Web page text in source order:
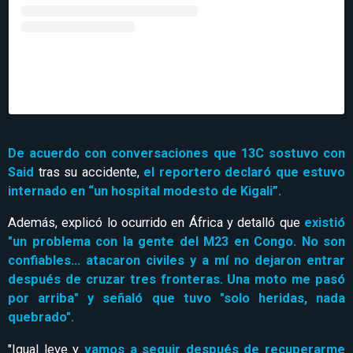
De acuerdo con conversaciones que 13C sostuvo con
Said tras su accidente, el reportero declaró que estuvo
internado en “un hospital modesto de Kigali”.
Además, explicó lo ocurrido en África y detalló queexistió
"un problema con la gente del M23 en Congo. No son
confiables… atacaron civiles y a mí no dejaron entrar
después de cruzar tres fronteras. Una moto me pasó
por arriba" y señaló que tuvo "solo heridas, nada
quebrado".
"Igual leve y vamos a seguir después de recuperarme